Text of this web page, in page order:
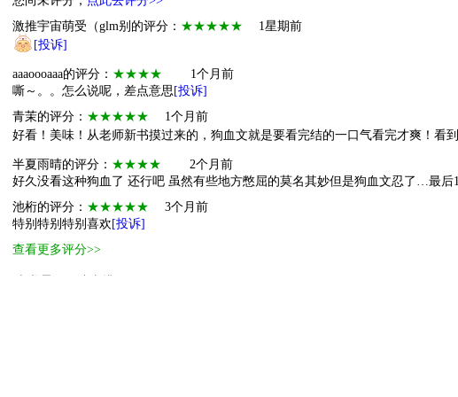
激推宇宙萌受（glm别的评分： ★★★★★
1星期前
[投诉]
aaaoooaaa的评分： ★★★★
1个月前
嘶～。。怎么说呢，差点意思 [投诉]
青茉的评分： ★★★★★
1个月前
好看！美味！从老师新书摸过来的，狗血文就是要看完结的一口气看完才爽！看
半夏雨晴的评分： ★★★★
2个月前
好久没看这种狗血了 还行吧 虽然有些地方憋屈的莫名其妙但是狗血文忍了…最后
池桁的评分： ★★★★★
3个月前
特别特别特别喜欢 [投诉]
查看更多评分>>